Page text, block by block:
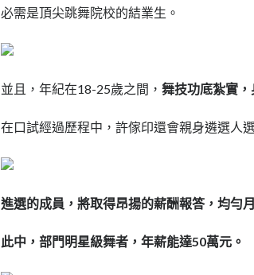
必需是頂尖跳舞院校的結業生。
並且，年紀在18-25歲之間，舞技功底紮實，
在口試經過歷程中，許傢印還會親身遴選人
進選的成員，將取得昂揚的薪酬報答，均勻
此中，部門明星級舞者，年薪能達50萬元。